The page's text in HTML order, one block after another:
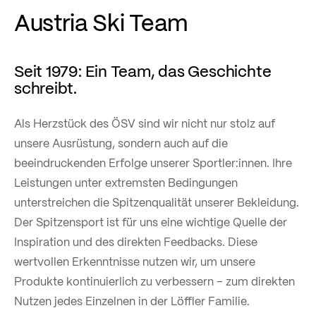
Austria Ski Team
Seit 1979: Ein Team, das Geschichte
schreibt.
Als Herzstück des ÖSV sind wir nicht nur stolz auf
unsere Ausrüstung, sondern auch auf die
beeindruckenden Erfolge unserer Sportler:innen. Ihre
Leistungen unter extremsten Bedingungen
unterstreichen die Spitzenqualität unserer Bekleidung.
Der Spitzensport ist für uns eine wichtige Quelle der
Inspiration und des direkten Feedbacks. Diese
wertvollen Erkenntnisse nutzen wir, um unsere
Produkte kontinuierlich zu verbessern – zum direkten
Nutzen jedes Einzelnen in der Löffler Familie.